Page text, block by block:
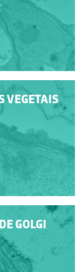
VEGETAIS
GOLGI